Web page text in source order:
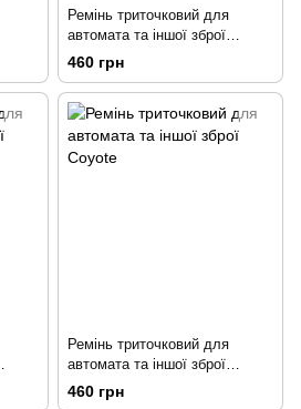
Ремінь триточковий для
автомата та іншої зброї
Multicam
460 грн
Ремінь триточковий для
автомата та іншої зброї
Coyote
460 грн